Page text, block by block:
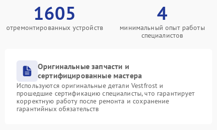
1605
отремонтированных устройств
4
минимальный опыт работы
специалистов
Оригинальные запчасти и
сертифицированные мастера
Используются оригинальные детали Vestfrost и
прошедшие сертификацию специалисты, что гарантирует
корректную работу после ремонта и сохранение
гарантийных обязательств